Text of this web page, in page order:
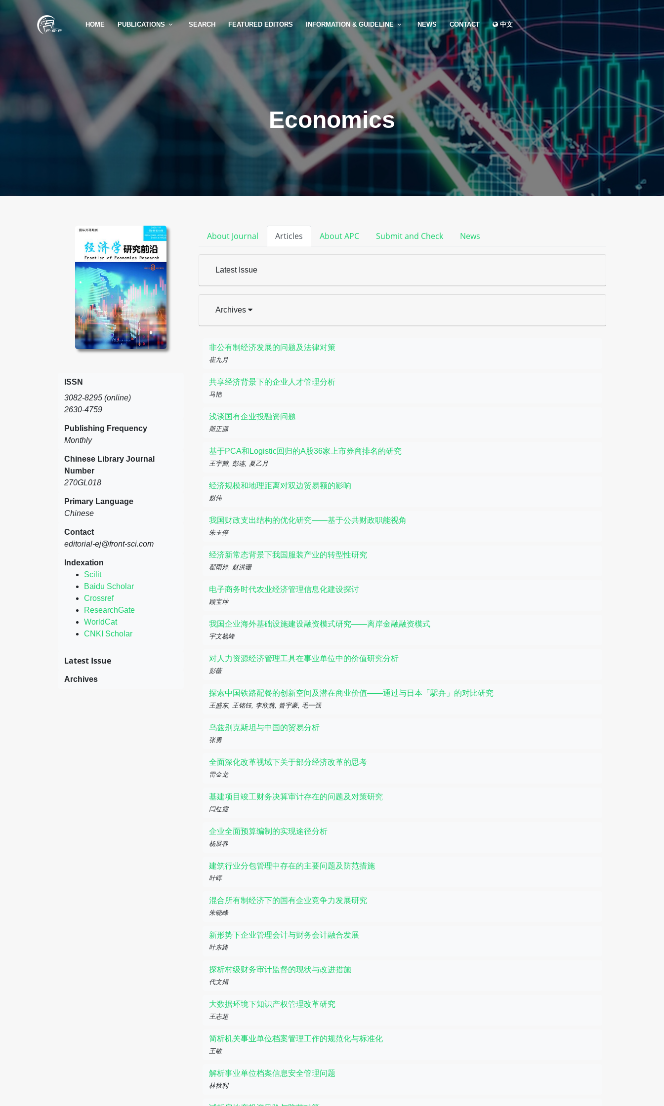
HOME PUBLICATIONS SEARCH FEATURED EDITORS INFORMATION & GUIDELINE NEWS CONTACT 中文
Economics
ISSN
3082-8295 (online)
2630-4759
Publishing Frequency
Monthly
Chinese Library Journal
Number
270GL018
Primary Language
Chinese
Contact
editorial-ej@front-sci.com
Indexation
Scilit
Baidu Scholar
Crossref
ResearchGate
WorldCat
CNKI Scholar
Latest Issue
Archives
About Journal Articles About APC Submit and Check News
Latest Issue
Archives
非公有制经济发展的问题及法律对策
崔九月
共享经济背景下的企业人才管理分析
马艳
浅谈国有企业投融资问题
斯正源
基于PCA和Logistic回归的A股36家上市券商排名的研究
王宇茜, 彭连, 夏乙月
经济规模和地理距离对双边贸易额的影响
赵伟
我国财政支出结构的优化研究——基于公共财政职能视角
朱玉停
经济新常态背景下我国服装产业的转型性研究
翟雨婷, 赵洪珊
电子商务时代农业经济管理信息化建设探讨
顾宝坤
我国企业海外基础设施建设融资模式研究——离岸金融融资模式
宇文杨峰
对人力资源经济管理工具在事业单位中的价值研究分析
彭薇
探索中国铁路配餐的创新空间及潜在商业价值——通过与日本「駅弁」的对比研究
王盛东, 王铭钰, 李欣燕, 曾宇豪, 毛一强
乌兹别克斯坦与中国的贸易分析
张勇
全面深化改革视域下关于部分经济改革的思考
雷金龙
基建项目竣工财务决算审计存在的问题及对策研究
闫红霞
企业全面预算编制的实现途径分析
杨展春
建筑行业分包管理中存在的主要问题及防范措施
叶晖
混合所有制经济下的国有企业竞争力发展研究
朱晓峰
新形势下企业管理会计与财务会计融合发展
叶东路
探析村级财务审计监督的现状与改进措施
代文娟
大数据环境下知识产权管理改革研究
王志超
简析机关事业单位档案管理工作的规范化与标准化
王敏
解析事业单位档案信息安全管理问题
林秋利